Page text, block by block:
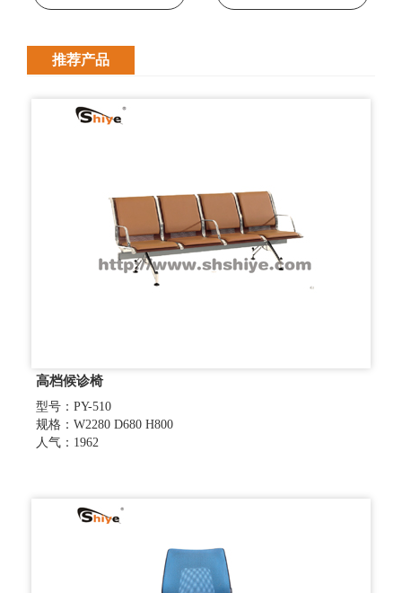
推荐产品
高档候诊椅
型号：PY-510
规格：W2280 D680 H800
人气：1962